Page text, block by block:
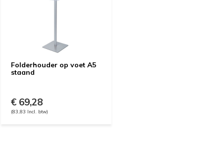
Folderhouder op voet A5
staand
€ 69,28
(83,83 Incl. btw)